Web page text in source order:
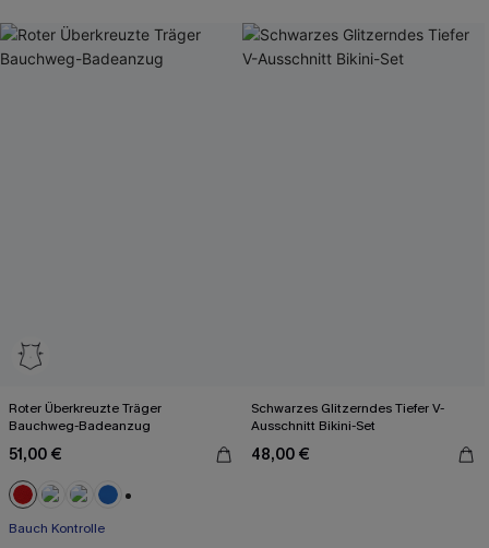
Roter Überkreuzte Träger
Bauchweg-Badeanzug
51,00 €
Bauch Kontrolle
Schwarzes Glitzerndes Tiefer V-
Ausschnitt Bikini-Set
48,00 €